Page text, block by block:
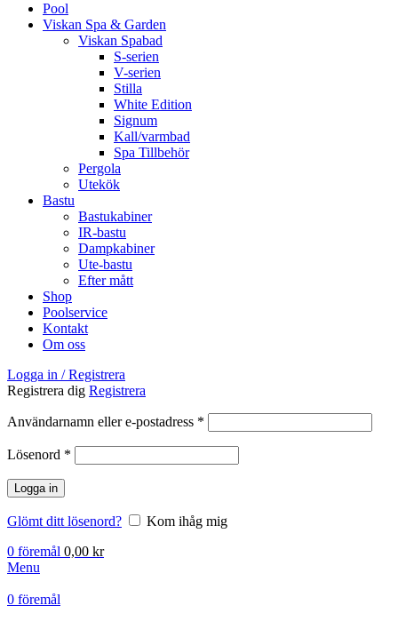
Pool
Viskan Spa & Garden
Viskan Spabad
S-serien
V-serien
Stilla
White Edition
Signum
Kall/varmbad
Spa Tillbehör
Pergola
Utekök
Bastu
Bastukabiner
IR-bastu
Dampkabiner
Ute-bastu
Efter mått
Shop
Poolservice
Kontakt
Om oss
Logga in / Registrera
Registrera dig Registrera
Användarnamn eller e-postadress *
Lösenord *
Logga in
Glömt ditt lösenord?
Kom ihåg mig
0 föremål 0,00 kr
Menu
0 föremål